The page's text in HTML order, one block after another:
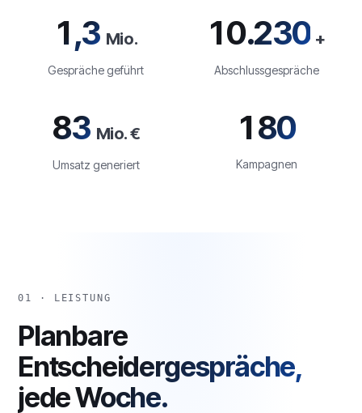
1,3 Mio.
Gespräche geführt
10.230 +
Abschlussgespräche
83 Mio. €
Umsatz generiert
180
Kampagnen
01 · LEISTUNG
Planbare
Entscheidergespräche,
jede Woche.